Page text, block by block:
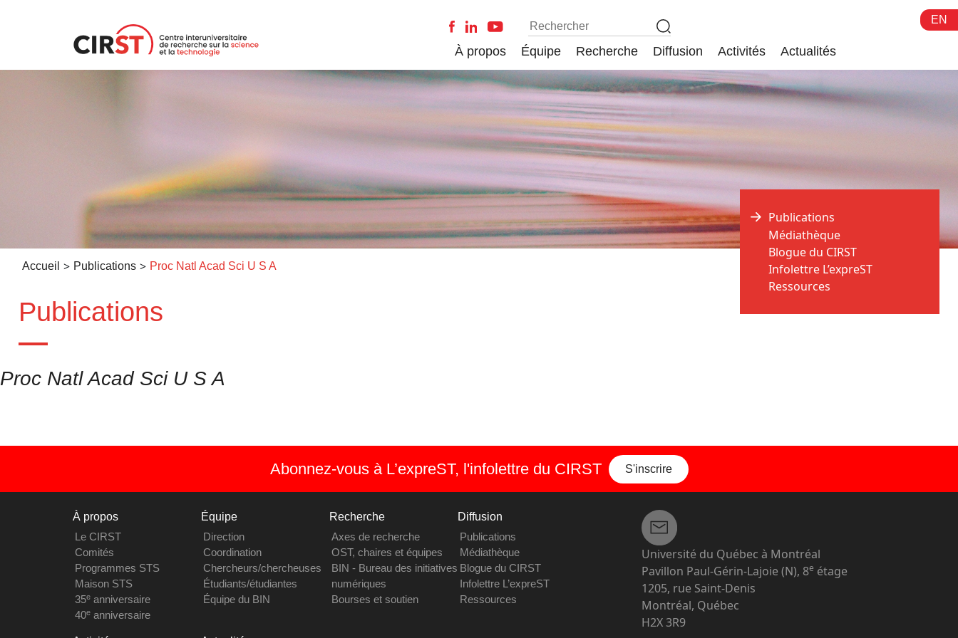
EN
À propos Équipe Recherche Diffusion Activités Actualités
Accueil > Publications > Proc Natl Acad Sci U S A
Publications
Publications
Médiathèque
Blogue du CIRST
Infolettre L’expreST
Ressources
Proc Natl Acad Sci U S A
Abonnez-vous à L’expreST, l'infolettre du CIRST S'inscrire
À propos
Le CIRST
Comités
Programmes STS
Maison STS
35eanniversaire
40eanniversaire
Équipe
Direction
Coordination
Chercheurs/chercheuses
Étudiants/étudiantes
Équipe du BIN
Recherche
Axes de recherche
OST, chaires et équipes
BIN - Bureau des initiatives
numériques
Bourses et soutien
Diffusion
Publications
Médiathèque
Blogue du CIRST
Infolettre L’expreST
Ressources
Université du Québec à Montréal
Pavillon Paul-Gérin-Lajoie (N), 8e étage
1205, rue Saint-Denis
Montréal, Québec
H2X 3R9